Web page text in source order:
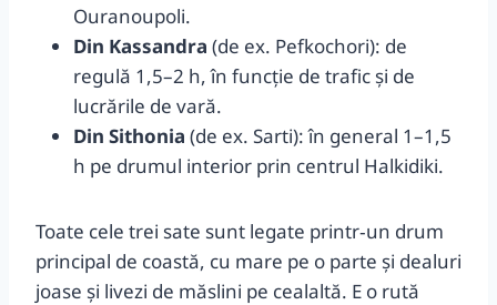
Ouranoupoli.
Din Kassandra (de ex. Pefkochori): de
regulă 1,5–2 h, în funcție de trafic și de
lucrările de vară.
Din Sithonia (de ex. Sarti): în general 1–1,5
h pe drumul interior prin centrul Halkidiki.
Toate cele trei sate sunt legate printr‑un drum
principal de coastă, cu mare pe o parte și dealuri
joase şi livezi de măslini pe cealaltă. E o rută